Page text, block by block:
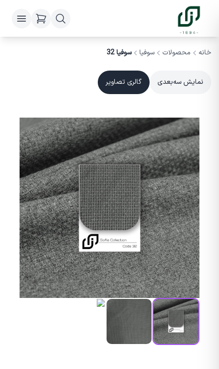
خانه محصولات سوفیا سوفیا 32
نمایش سه‌بعدی گالری تصاویر